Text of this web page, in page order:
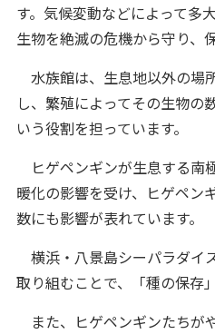
す。気候変動などによって多
生物を絶滅の危機から守り、
水族館は、生息地以外の場
し、繁殖によってその生物の
いう役割を担っています。
ヒゲペンギンが生息する南
暖化の影響を受け、ヒゲペン
数にも影響が表れています。
横浜・八景島シーパラダイ
取り組むことで、「種の保存
また、ヒゲペンギンたちが